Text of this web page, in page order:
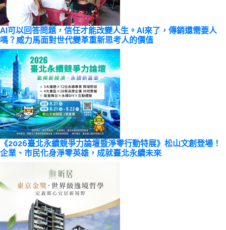
AI可以回答問題，信任才能改變人生。AI來了，傳銷還需要人
嗎？威力馬面對世代變革重新思考人的價值
《2026臺北永續競爭力論壇暨淨零行動特展》松山文創登場！
企業、市民化身淨零英雄，成就臺北永續未來